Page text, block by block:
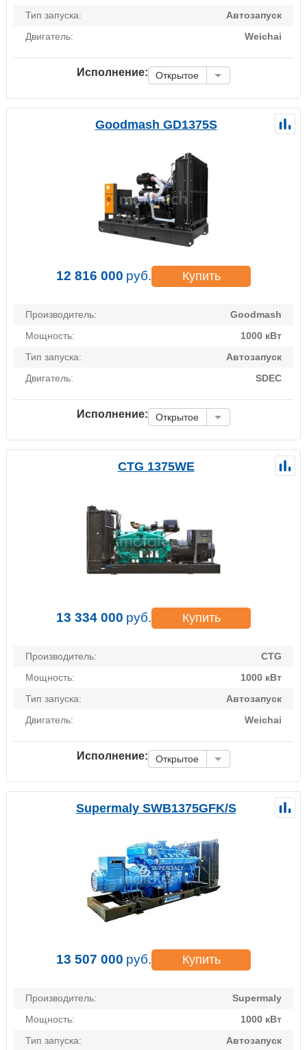
Тип запуска:
Автозапуск
Двигатель:
Weichai
Исполнение: Открытое
Goodmash GD1375S
12 816 000 руб. Купить
Производитель:
Goodmash
Мощность:
1000 кВт
Тип запуска:
Автозапуск
Двигатель:
SDEC
Исполнение: Открытое
CTG 1375WE
13 334 000 руб. Купить
Производитель:
CTG
Мощность:
1000 кВт
Тип запуска:
Автозапуск
Двигатель:
Weichai
Исполнение: Открытое
Supermaly SWB1375GFK/S
13 507 000 руб. Купить
Производитель:
Supermaly
Мощность:
1000 кВт
Тип запуска:
Автозапуск